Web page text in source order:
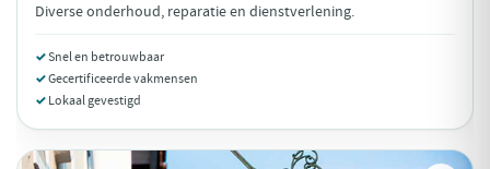
Diverse onderhoud, reparatie en dienstverlening.
Snel en betrouwbaar
Gecertificeerde vakmensen
Lokaal gevestigd